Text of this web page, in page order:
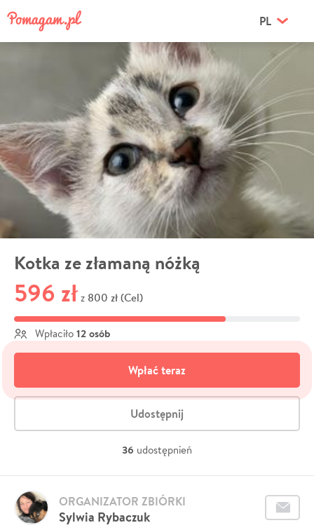
PL
Kotka ze złamaną nóżką
596 zł z 800 zł (Cel)
Wpłaciło 12 osób
Wpłać teraz
Udostępnij
36 udostępnień
Sylwia Rybaczuk
ORGANIZATOR ZBIÓRKI